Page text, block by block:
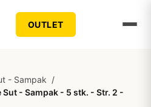
OUTLET
- Sampak /
- Sampak - 5 stk. - Str. 2 -